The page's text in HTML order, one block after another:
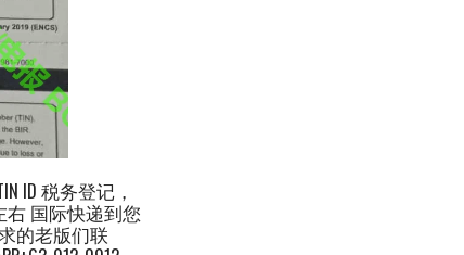
ID 税务登记，
右 国际快递到您
的老版们联